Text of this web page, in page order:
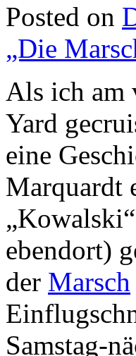
Posted on
„Die
Als ich am
Yard
eine
Marquardt
ebendort)
der Marsch
Samstag-